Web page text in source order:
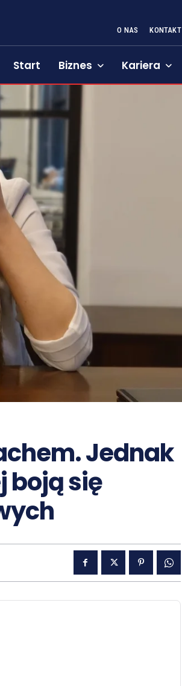
O NAS KONTAKT
Start Biznes Kariera
Jednak
boją się